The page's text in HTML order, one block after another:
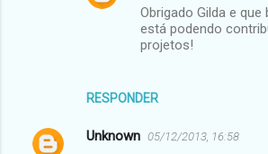
RESPONDER
Obrigado Gilda e
está podendo
projetos!
Unknown 05/12/2013, 16:58